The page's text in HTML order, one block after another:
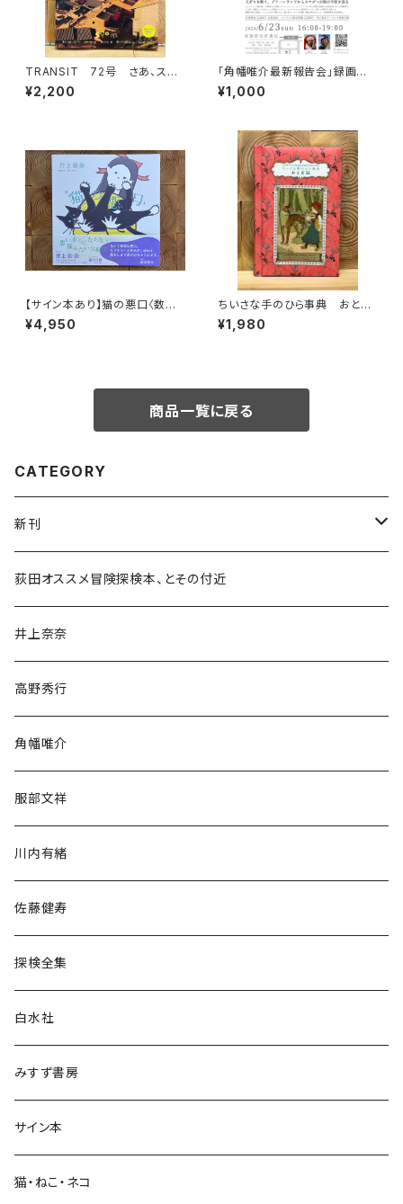
TRANSIT 72号 さあ、スペ
インへ！ 太陽と海と土の国
¥2,200
「角幡唯介最新報告会」録画視
聴権
¥1,000
【サイン本あり】猫の悪口〈数量
限定・オリジナルトート付き〉
¥4,950
ちいさな手のひら事典 おとぎ
話
¥1,980
商品一覧に戻る
CATEGORY
新刊
和書
文学・小説・物語
随筆・ノンフィクション・その他
民族・風習
言語・ことば
荻田オススメ冒険探検本、とその付近
井上奈奈
高野秀行
角幡唯介
服部文祥
川内有緒
佐藤健寿
探検全集
白水社
みすず書房
サイン本
猫・ねこ・ネコ